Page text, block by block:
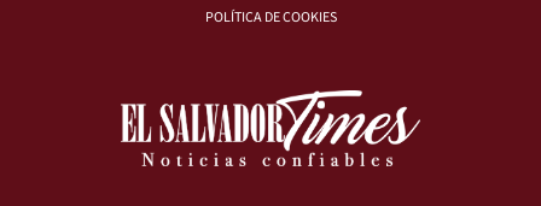
POLÍTICA DE COOKIES